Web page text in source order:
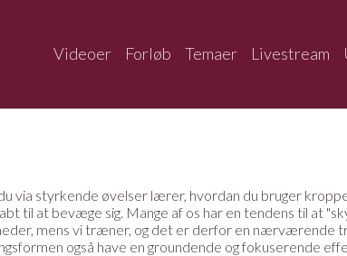
Videoer Forløb Temaer Livestream
via styrkende øvelser lærer, hvordan du bruger
til at bevæge sig. Mange af os har en tendens til at
mens vi træner, og det er derfor en
også have en groundende og fokuserende